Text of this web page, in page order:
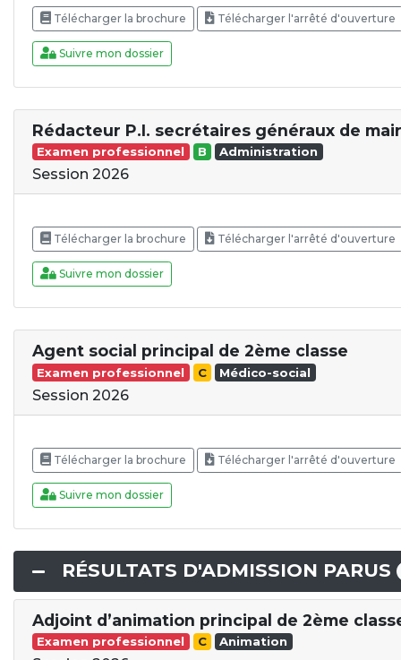
Télécharger la brochure Télécharger l'arrêté d'ouverture
Suivre mon dossier
Rédacteur P.I. secrétaires généraux de
Examen professionnel B Administration
Session 2026
Télécharger la brochure Télécharger l'arrêté d'ouverture
Suivre mon dossier
Agent social principal de 2ème classe
Examen professionnel C Médico-social
Session 2026
Télécharger la brochure Télécharger l'arrêté d'ouverture
Suivre mon dossier
RÉSULTATS D'ADMISSION PARUS
Adjoint d’animation principal de 2ème
Examen professionnel C Animation